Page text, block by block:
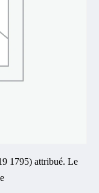
1795) attribué. Le